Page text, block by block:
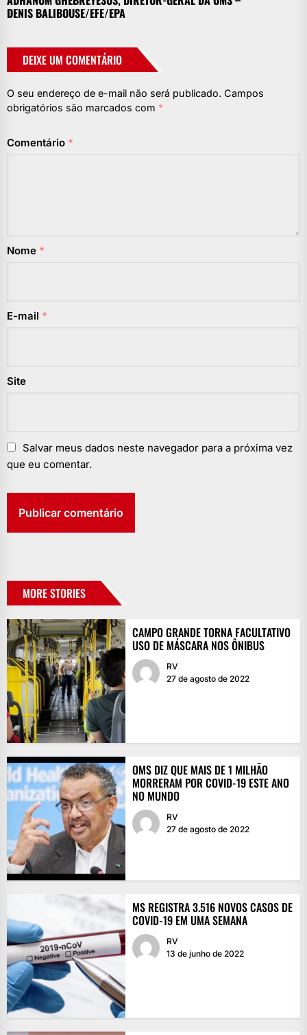
DENIS BALIBOUSE/EFE/EPA
DEIXE UM COMENTÁRIO
O seu endereço de e-mail não será publicado. Campos
obrigatórios são marcados com *
Comentário *
Nome *
E-mail *
Site
Salvar meus dados neste navegador para a próxima vez
que eu comentar.
MORE STORIES
CAMPO GRANDE TORNA FACULTATIVO
USO DE MÁSCARA NOS ÔNIBUS
RV
27 de agosto de 2022
OMS DIZ QUE MAIS DE 1 MILHÃO
MORRERAM POR COVID-19 ESTE ANO
NO MUNDO
RV
27 de agosto de 2022
MS REGISTRA 3.516 NOVOS CASOS DE
COVID-19 EM UMA SEMANA
RV
13 de junho de 2022